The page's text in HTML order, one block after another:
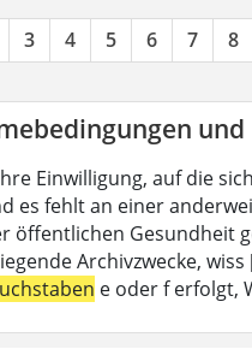
3 4 5 6 7 8
Einwilligung, auf die
es fehlt an einer
öffentlichen Gesundheit
Archivzwecke,
e oder f erfolgt,